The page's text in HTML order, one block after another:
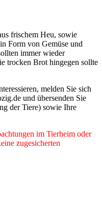
frischem Heu, sowie
Form von Gemüse und
immer wieder
trocken Brot hingegen sollte
melden Sie sich
und übersenden Sie
der Tiere) sowie Ihre
im Tierheim oder
zugesicherten